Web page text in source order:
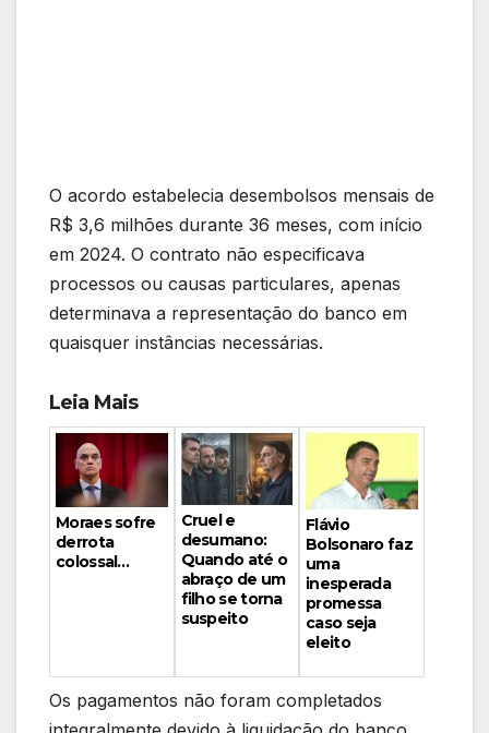
O acordo estabelecia desembolsos mensais de
R$ 3,6 milhões durante 36 meses, com início
em 2024. O contrato não especificava
processos ou causas particulares, apenas
determinava a representação do banco em
quaisquer instâncias necessárias.
Leia Mais
Moraes sofre
derrota
colossal…
Cruel e
desumano:
Quando até o
abraço de um
filho se torna
suspeito
Flávio
Bolsonaro faz
uma
inesperada
promessa
caso seja
eleito
Os pagamentos não foram completados